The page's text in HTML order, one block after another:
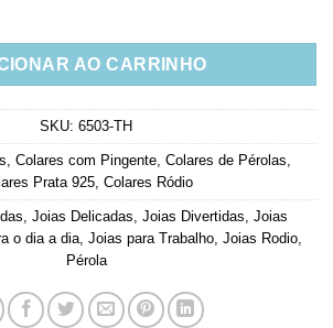
Cravejado De Zirconias Brancas E
AO CARRINHO
SKU: 6503-TH
, Colares com Pingente, Colares de Pérolas,
Prata 925, Colares Ródio
, Joias Delicadas, Joias Divertidas, Joias
o dia a dia, Joias para Trabalho, Joias Rodio,
Pérola